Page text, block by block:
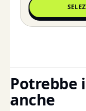
Potrebbe
anche